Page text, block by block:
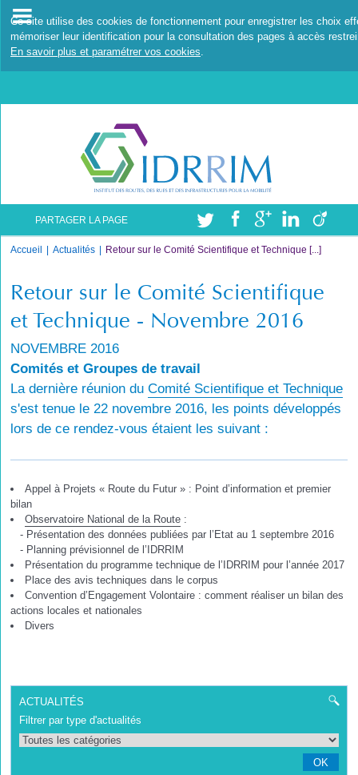
Ce site utilise des cookies de fonctionnement pour enregistrer les choix
mémoriser leur identification pour la consultation des pages à accès
En savoir plus et paramétrer vos cookies
PARTAGER LA PAGE
Accueil Actualités Retour sur le Comité Scientifique et Technique [...]
Retour sur le Comité Scientifique
et Technique - Novembre 2016
NOVEMBRE 2016
Comités et Groupes de travail
La dernière réunion du Comité Scientifique et Technique
s'est tenue le 22 novembre 2016, les points développés
lors de ce rendez-vous étaient les suivant :
Appel à Projets « Route du Futur » : Point d’information et premier
bilan
Observatoire National de la Route :
- Présentation des données publiées par l’Etat au 1 septembre 2016
- Planning prévisionnel de l’IDRRIM
Présentation du programme technique de l’IDRRIM pour l’année 2017
Place des avis techniques dans le corpus
Convention d’Engagement Volontaire : comment réaliser un bilan des
actions locales et nationales
Divers
ACTUALITÉS
Filtrer par type d'actualités
OK